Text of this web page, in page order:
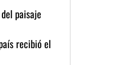
paisaje
recibió el